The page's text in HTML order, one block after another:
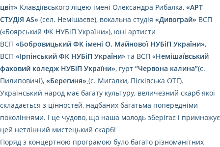
цвіт» Клавдіївського ліцею імені Олександра Рибалка, «АРТ
СТУДІЯ AS» (сел. Немішаєве), вокальна студія «Дивограй» ВСП
(«Боярський ФК НУБіП України»), юні артисти
ВСП «Бобровицький ФК імені О. Майнової НУБіП України»,
ВСП «Ірпінський ФК НУБіП України» та ВСП «Немішаївський
фаховий коледж НУБіП України», гурт “Червона калина”(с.
Пилиповичі), «Берегиня»,(с. Мигалки, Пісківська ОТГ).
Український народ має багату культуру, величезний скарб якої
складається з цінностей, надбаних багатьма попередніми
поколіннями. І це чудово, що наша молодь зберігає і примножує
цей нетлінний мистецький скарб!
Поряд з концертною програмою було багато різноманітних